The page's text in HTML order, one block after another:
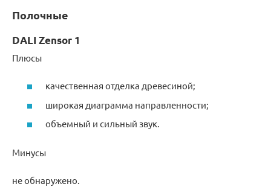
Полочные
DALI Zensor 1
Плюсы
качественная отделка древесиной;
широкая диаграмма направленности;
объемный и сильный звук.
Минусы
не обнаружено.